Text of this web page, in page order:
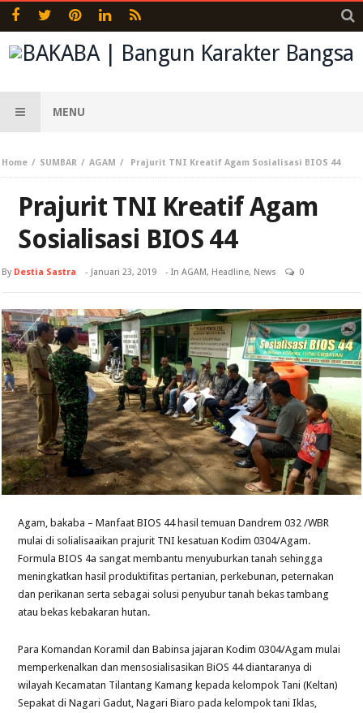
MENU
Home SUMBAR AGAM Prajurit TNI Kreatif Agam Sosialisasi BIOS 44
Prajurit TNI Kreatif Agam
Sosialisasi BIOS 44
By Destia Sastra - Januari 23, 2019 - InAGAM, Headline, News 0
Agam, bakaba – Manfaat BIOS 44 hasil temuan Dandrem 032 /WBR
mulai di solialisaaikan prajurit TNI kesatuan Kodim 0304/Agam.
Formula BIOS 4a sangat membantu menyuburkan tanah sehingga
meningkatkan hasil produktifitas pertanian, perkebunan, peternakan
dan perikanan serta sebagai solusi penyubur tanah bekas tambang
atau bekas kebakaran hutan.
Para Komandan Koramil dan Babinsa jajaran Kodim 0304/Agam mulai
memperkenalkan dan mensosialisasikan BiOS 44 diantaranya di
wilayah Kecamatan Tilantang Kamang kepada kelompok Tani (Keltan)
Sepakat di Nagari Gadut, Nagari Biaro pada kelompok tani Iklas,